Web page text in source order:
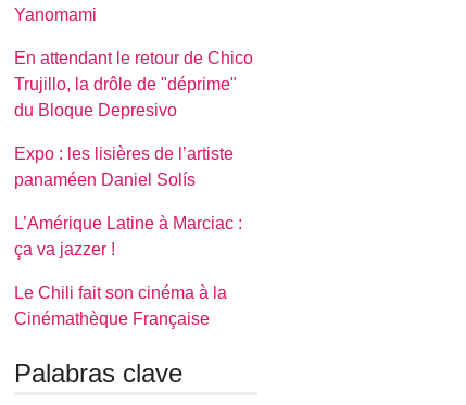
Yanomami
En attendant le retour de Chico
Trujillo, la drôle de "déprime"
du Bloque Depresivo
Expo : les lisières de l’artiste
panaméen Daniel Solís
L’Amérique Latine à Marciac :
ça va jazzer !
Le Chili fait son cinéma à la
Cinémathèque Française
Palabras clave